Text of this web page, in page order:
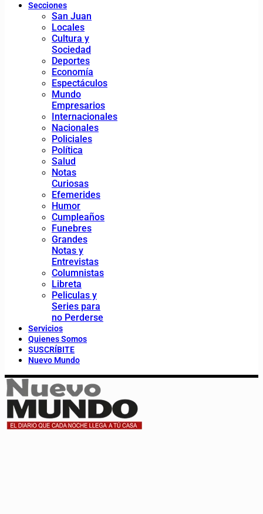
Secciones
San Juan
Locales
Cultura y
Sociedad
Deportes
Economía
Espectáculos
Mundo
Empresarios
Internacionales
Nacionales
Policiales
Política
Salud
Notas
Curiosas
Efemerides
Humor
Cumpleaños
Funebres
Grandes
Notas y
Entrevistas
Columnistas
Libreta
Peliculas y
Series para
no Perderse
Servicios
Quienes Somos
SUSCRÍBITE
Nuevo Mundo